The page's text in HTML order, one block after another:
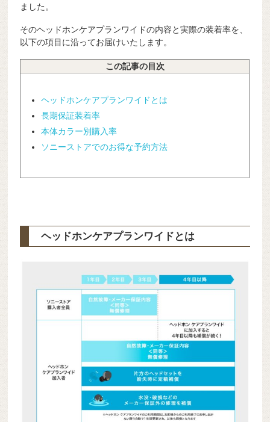
ました。
そのヘッドホンケアプランワイドの内容と実際の装着率を、
以下の項目に沿ってお届けいたします。
この記事の目次
ヘッドホンケアプランワイドとは
長期保証装着率
本体カラー別購入率
ソニーストアでのお得な予約方法
ヘッドホンケアプランワイドとは